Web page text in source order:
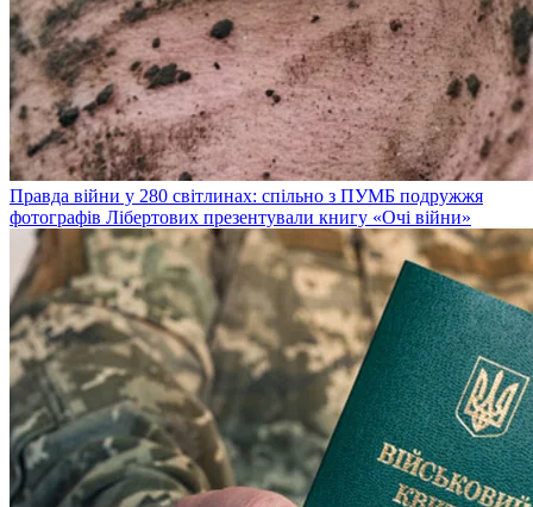
Правда війни у 280 світлинах: спільно з ПУМБ подружжя
фотографів Лібертових презентували книгу «Очі війни»